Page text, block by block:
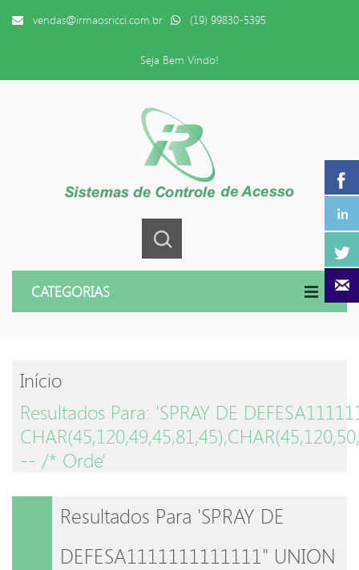
vendas@irmaosricci.com.br (19) 99830-5395
Seja Bem Vindo!
CATEGORIAS
Início
Resultados Para: 'SPRAY DE
-- /* Orde'
Resultados Para 'SPRAY DE
DEFESA1111111111111" UNION